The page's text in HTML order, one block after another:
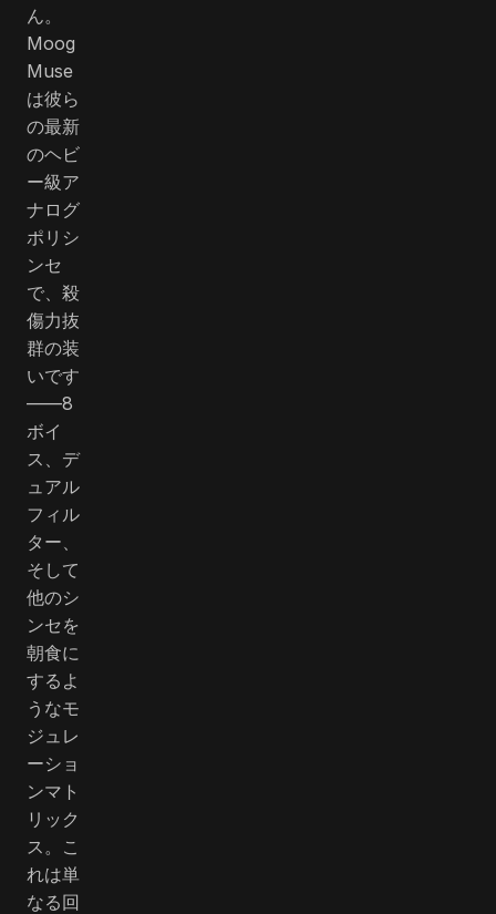
ん。
Moog
Muse
は彼ら
の最新
のヘビ
ー級ア
ナログ
ポリシ
ンセ
で、殺
傷力抜
群の装
いです
――8
ボイ
ス、デ
ュアル
フィル
ター、
そして
他のシ
ンセを
朝食に
するよ
うなモ
ジュレ
ーショ
ンマト
リック
ス。こ
れは単
なる回